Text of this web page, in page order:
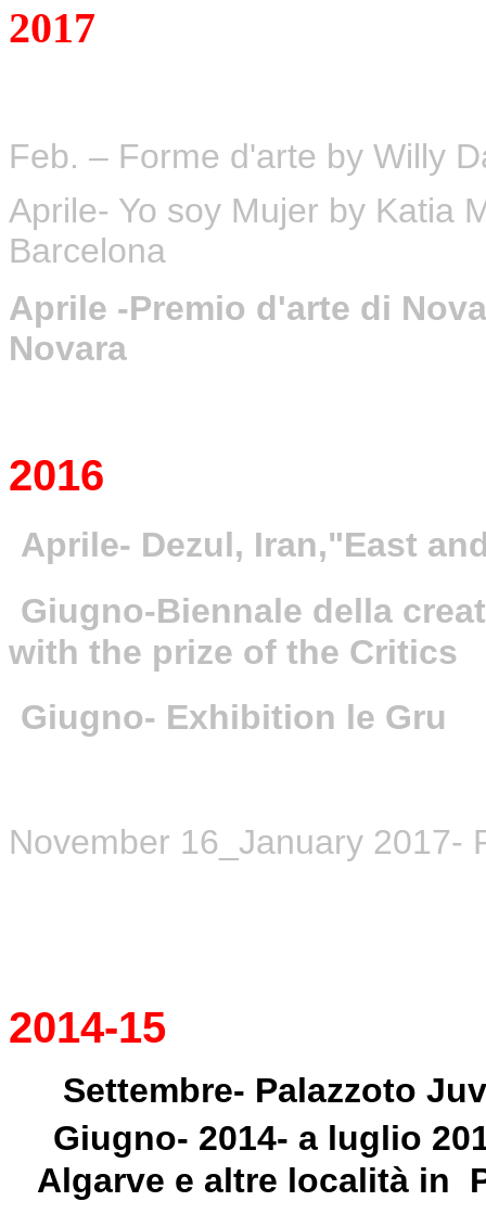
2017
Feb. – Forme d'arte by Willy
Aprile- Yo soy Mujer by Katia
Barcelona
Aprile -Premio d'arte di
Novara
2016
Aprile- Dezul, Iran,"East
Giugno-Biennale della
with the prize of the Critics
Giugno- Exhibition le Gru
November 16_January 2017-
2014-15
Settembre- Palazzoto
Giugno- 2014- a luglio
Algarve e altre località in